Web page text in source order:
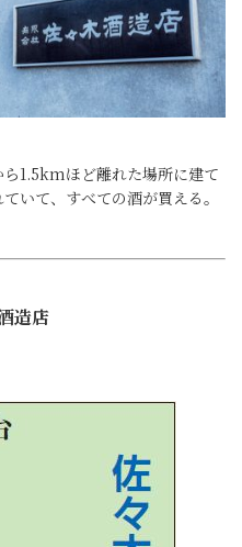
1.5kmほど離れた場所に建て
いて、すべての酒が買える。
造店